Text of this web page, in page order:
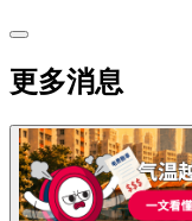
更多消息